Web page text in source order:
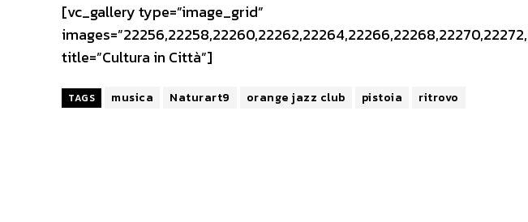
[vc_gallery type=”image_grid”
title=”Cultura in Città”]
TAGS musica Naturart9 orange jazz club pistoia ritrovo